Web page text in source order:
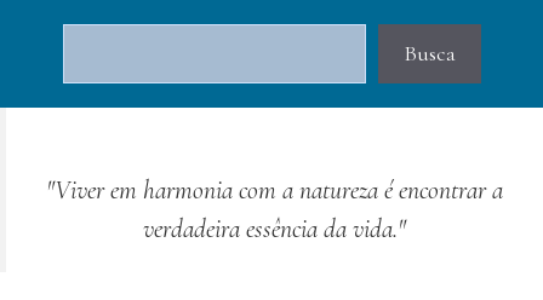
conteúdo
Busca
"Viver em harmonia com a natureza é encontrar a
verdadeira essência da vida."